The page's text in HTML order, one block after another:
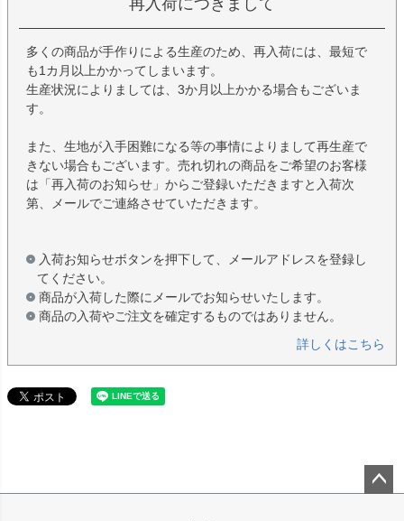
再入荷につきまして
多くの商品が手作りによる生産のため、再入荷には、最短で
も1カ月以上かかってしまいます。
生産状況によりましては、3か月以上かかる場合もございま
す。
また、生地が入手困難になる等の事情によりまして再生産で
きない場合もございます。売れ切れの商品をご希望のお客様
は「再入荷のお知らせ」からご登録いただきますと入荷次
第、メールでご連絡させていただきます。
入荷お知らせボタンを押下して、メールアドレスを登録し
てください。
商品が入荷した際にメールでお知らせいたします。
商品の入荷やご注文を確定するものではありません。
詳しくはこちら